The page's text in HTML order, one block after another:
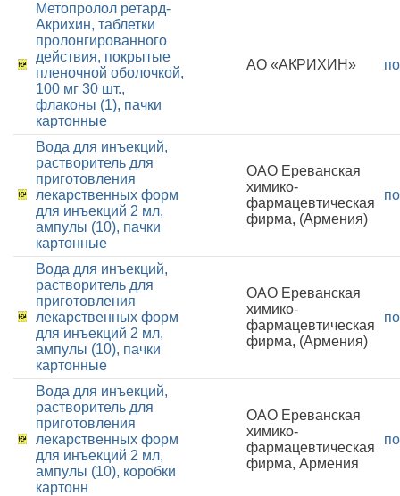
Метопролол ретард-
Акрихин, таблетки
пролонгированного
действия, покрытые
пленочной оболочкой,
100 мг 30 шт.,
флаконы (1), пачки
картонные
АО «АКРИХИН»
Вода для инъекций,
растворитель для
приготовления
лекарственных форм
для инъекций 2 мл,
ампулы (10), пачки
картонные
ОАО Ереванская
химико-
фармацевтическая
фирма, (Армения)
Вода для инъекций,
растворитель для
приготовления
лекарственных форм
для инъекций 2 мл,
ампулы (10), пачки
картонные
ОАО Ереванская
химико-
фармацевтическая
фирма, (Армения)
Вода для инъекций,
растворитель для
приготовления
лекарственных форм
для инъекций 2 мл,
ампулы (10), коробки
картонн
ОАО Ереванская
химико-
фармацевтическая
фирма, Армения